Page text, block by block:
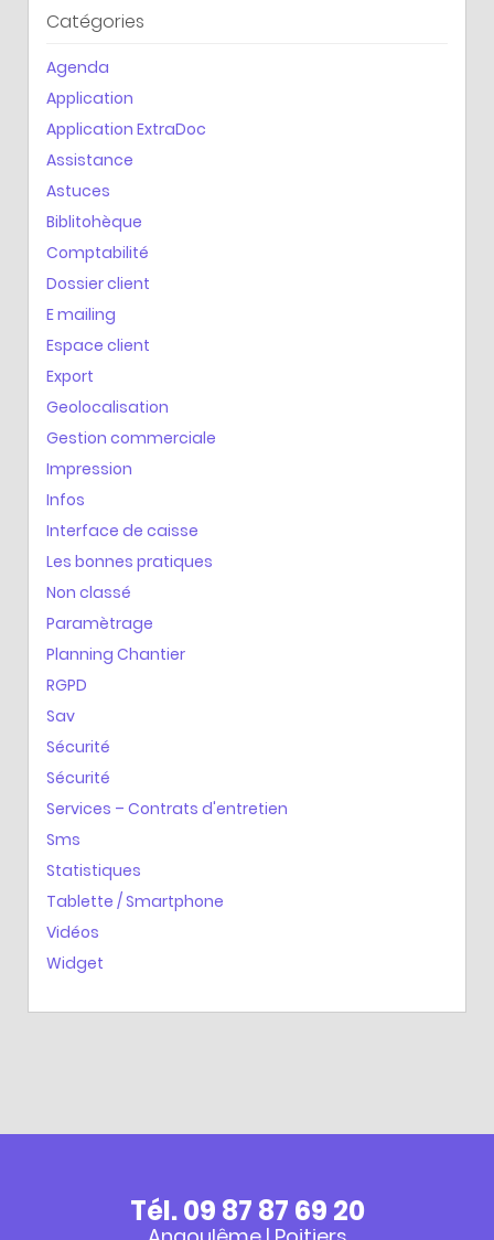
Catégories
Agenda
Application
Application ExtraDoc
Assistance
Astuces
Biblitohèque
Comptabilité
Dossier client
E mailing
Espace client
Export
Geolocalisation
Gestion commerciale
Impression
Infos
Interface de caisse
Les bonnes pratiques
Non classé
Paramètrage
Planning Chantier
RGPD
Sav
Sécurité
Sécurité
Services – Contrats d'entretien
Sms
Statistiques
Tablette / Smartphone
Vidéos
Widget
Tél. 09 87 87 69 20